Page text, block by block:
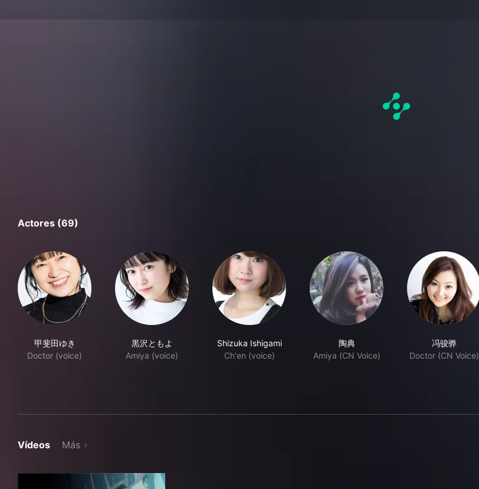
Actores (69)
甲斐田ゆき
Doctor (voice)
黒沢ともよ
Amiya (voice)
Shizuka Ishigami
Ch'en (voice)
陶典
Amiya (CN Voice)
冯骏骅
Doctor (CN Voice)
Vídeos Más